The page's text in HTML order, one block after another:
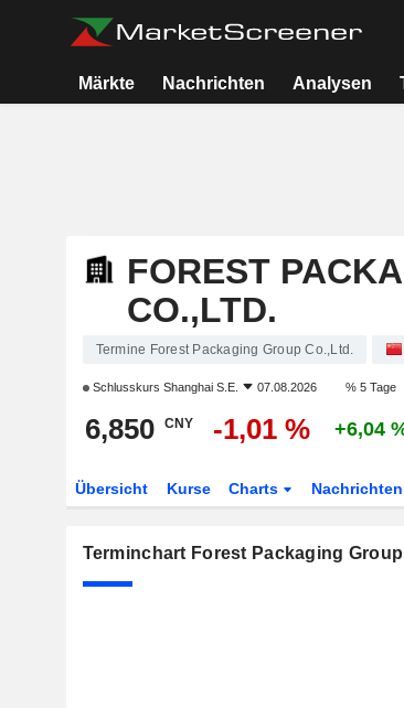
Märkte Nachrichten Analysen
FOREST
CO.,LTD.
Termine Forest Packaging Group Co.,Ltd.
Schlusskurs Shanghai S.E. 07.08.2026 % 5 Tage
6,850 CNY -1,01 % +6,04
Übersicht Kurse Charts Nachrichten
Terminchart Forest Packaging